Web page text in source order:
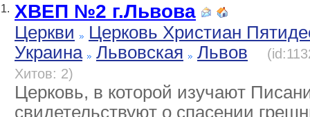
1. ХВЕП №2 г.Львова
Церкви
Церковь Христиан
Украина
Львовская Львов
Хитов: 2)
Церковь, в которой изучают
свидетельствуют о спасении